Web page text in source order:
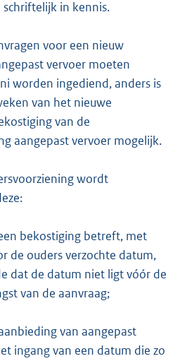
in kennis.
voor een nieuw
vervoer moeten
worden ingediend, anders is
van het nieuwe
van de
aangepast vervoer mogelijk.
wordt
bekostiging betreft, met
de ouders verzochte datum,
dat de datum niet ligt vóór de
van de aanvraag;
van aangepast
ingang van een datum die zo